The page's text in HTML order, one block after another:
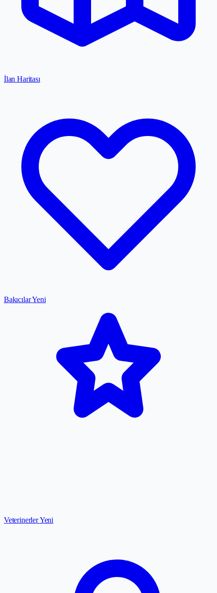
İlan Haritası
BakıcılarYeni
VeterinerlerYeni